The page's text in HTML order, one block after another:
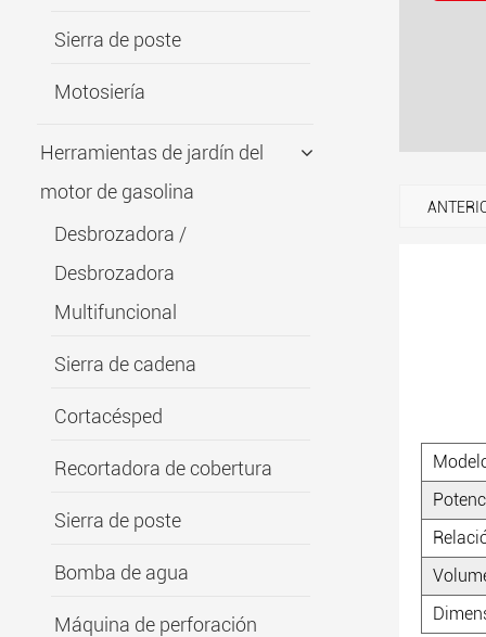
Sierra de poste
Motosiería
Herramientas de jardín del
motor de gasolina
Desbrozadora /
Desbrozadora
Multifuncional
Sierra de cadena
Cortacésped
Recortadora de cobertura
Sierra de poste
Bomba de agua
Máquina de perforación